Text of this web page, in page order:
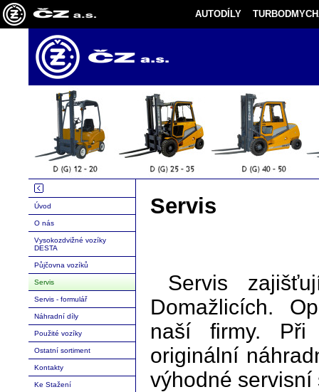
AUTODÍLY
Úvod
O nás
Vysokozdvižné vozíky
DESTA
Půjčovna vozíků
Servis
Servis - formulář
Náhradní díly
Použité vozíky
Ostatní sortiment
Kontakty
Ke Stažení
Servis
Servis
Domažlicích.
naší firmy. Při
originální
výhodné servisní